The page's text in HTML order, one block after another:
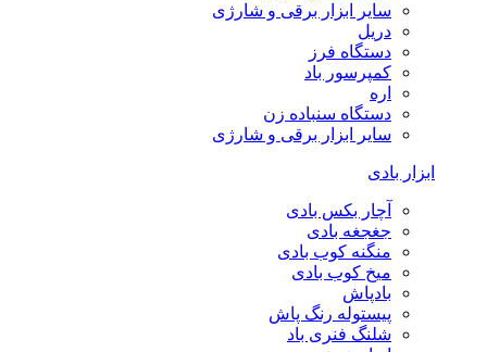
سایر ابزار برقی و شارژی
دریل
دستگاه فرز
کمپرسور باد
اره
دستگاه سنباده زن
سایر ابزار برقی و شارژی
ابزار بادی
آچار بکس بادی
جغجغه بادی
منگنه کوب بادی
میخ کوب بادی
بادپاش
پیستوله رنگ پاش
شلنگ فنری باد